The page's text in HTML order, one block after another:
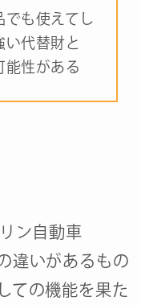
でも使えてし
い代替財と
能性がある
ン自動車
違いがあるもの
ての機能を果た